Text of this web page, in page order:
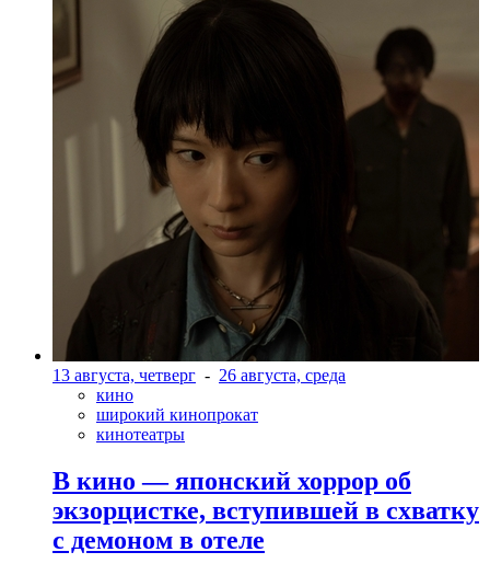
13 августа, четверг - 26 августа, среда
кино
широкий кинопрокат
кинотеатры
В кино — японский хоррор об
экзорцистке, вступившей в схватку
с демоном в отеле